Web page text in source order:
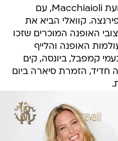
היה דמות מובילה של תנועת Macchiaioli, עם
קוואלי הביא את
האופנה המוכרים שזכו
האופנה והלייף
קמפבל, ביונסה, קים
חדיד, הזמרת סיארה ביום